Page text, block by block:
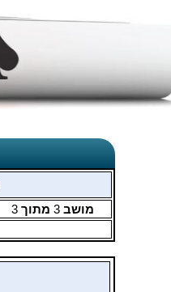
מושב 3 מתוך 3